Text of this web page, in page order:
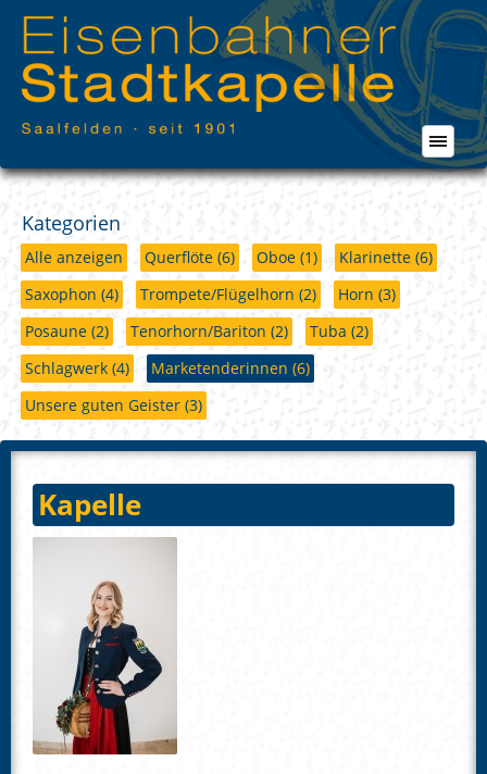
Kategorien
Alle anzeigen Querflöte (6) Oboe (1) Klarinette (6)
Saxophon (4) Trompete/Flügelhorn (2) Horn (3)
Posaune (2) Tenorhorn/Bariton (2) Tuba (2)
Schlagwerk (4) Marketenderinnen (6)
Unsere guten Geister (3)
Kapelle